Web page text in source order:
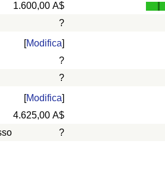
1.600,00 A$
?
[Modifica]
?
?
[Modifica]
4.625,00 A$
?